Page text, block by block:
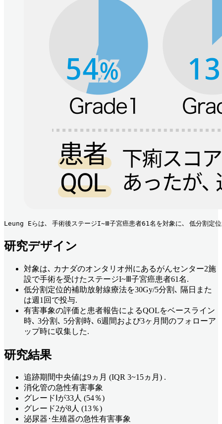
Leung Eらは､ 手術後ステージI~Ⅲ子宮癌患者61名を対象に､ 低分割定
研究デザイン
対象は､ カナダのオンタリオ州にあるがんセンター2施
設で手術を受けたステージI~Ⅲ子宮癌患者61名.
低分割定位的補助放射線療法を30Gy/5分割､ 隔日また
は週1回で投与.
有害事象の評価と患者報告によるQOLをベースライン
時､ 3分割､ 5分割時､ 6週間および3ヶ月間のフォローア
ップ時に収集した.
研究結果
追跡期間中央値は9ヵ月 (IQR 3~15ヵ月) .
消化管の急性有害事象
グレードⅠが33人 (54％)
グレード2が8人 (13％)
泌尿器･生殖器の急性有害事象